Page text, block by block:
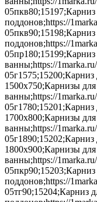
поддонов;https://
поддонов;https://
ванны;https://
1500х750;Карнизы для
ванны;https://
1700х800;Карнизы для
ванны;https://
1800х900;Карнизы для
ванны;https://
поддонов;https://
05тг90;15204;Карниз